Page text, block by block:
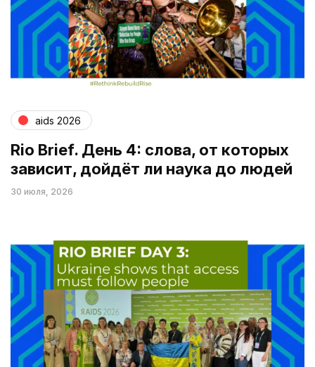
aids 2026
Rio Brief. День 4: слова, от которых
зависит, дойдёт ли наука до людей
30 июля, 2026